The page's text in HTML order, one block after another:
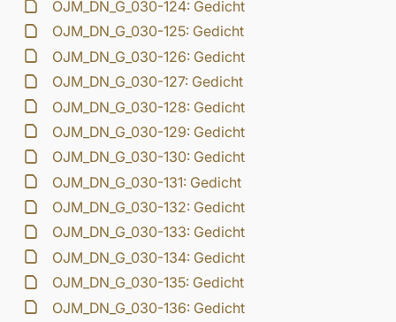
OJM_DN_G_030-124: Gedicht
OJM_DN_G_030-125: Gedicht
OJM_DN_G_030-126: Gedicht
OJM_DN_G_030-127: Gedicht
OJM_DN_G_030-128: Gedicht
OJM_DN_G_030-129: Gedicht
OJM_DN_G_030-130: Gedicht
OJM_DN_G_030-131: Gedicht
OJM_DN_G_030-132: Gedicht
OJM_DN_G_030-133: Gedicht
OJM_DN_G_030-134: Gedicht
OJM_DN_G_030-135: Gedicht
OJM_DN_G_030-136: Gedicht